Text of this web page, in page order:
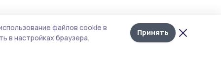
Лента
новостей
файлов cookie в
в настройках браузера.
Принять